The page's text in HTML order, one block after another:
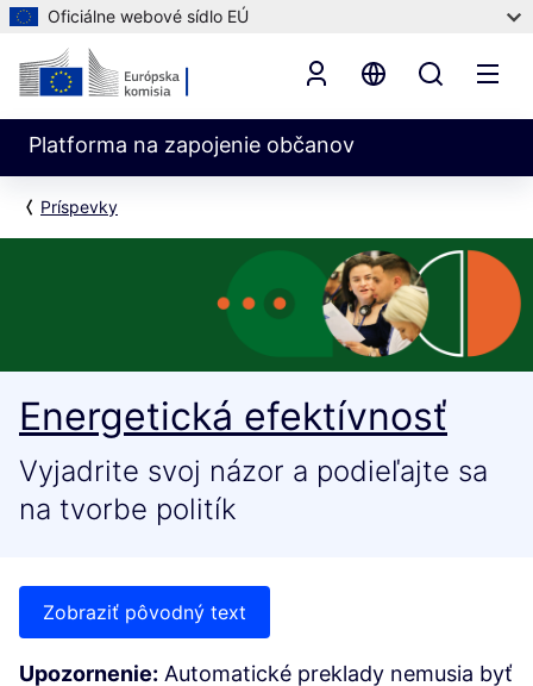
Oficiálne webové sídlo EÚ
Platforma na zapojenie občanov
Príspevky
Energetická efektívnosť
Vyjadrite svoj názor a podieľajte sa
na tvorbe politík
Zobraziť pôvodný text
Upozornenie: Automatické preklady nemusia byť